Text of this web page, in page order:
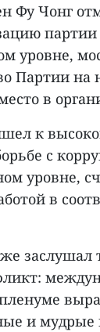
Фу Чонг
уровне,
Партии
в
к
с
уровне,
в
заслушал
и